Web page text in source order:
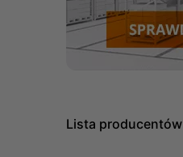
Lista producentów